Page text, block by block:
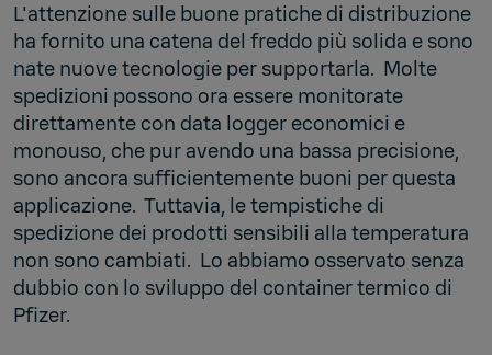
L'attenzione sulle buone pratiche di distribuzione
ha fornito una catena del freddo più solida e sono
nate nuove tecnologie per supportarla. Molte
spedizioni possono ora essere monitorate
direttamente con data logger economici e
monouso, che pur avendo una bassa precisione,
sono ancora sufficientemente buoni per questa
applicazione. Tuttavia, le tempistiche di
spedizione dei prodotti sensibili alla temperatura
non sono cambiati. Lo abbiamo osservato senza
dubbio con lo sviluppo del container termico di
Pfizer.